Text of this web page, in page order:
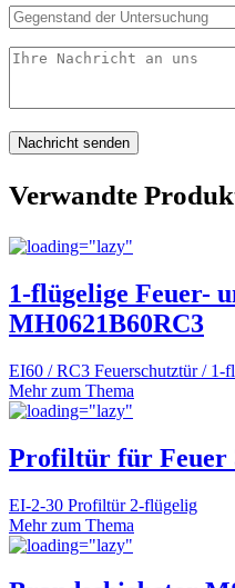
Verwandte
1-flügelige Feuer-
MH0621B60RC3
EI60 / RC3 Feuerschutztür / 1-
Mehr zum Thema
Profiltür für Feuer
EI-2-30 Profiltür 2-flügelig
Mehr zum Thema